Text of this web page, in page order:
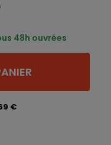
48h ouvrées
€